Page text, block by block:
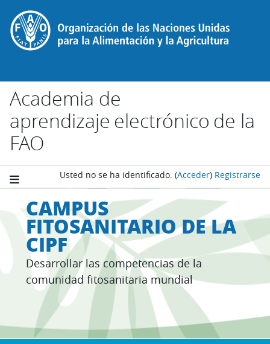
Salta al contenido principal
Academia de
aprendizaje electrónico de la
FAO
Usted no se ha identificado. (Acceder) Registrarse
CAMPUS
FITOSANITARIO DE LA
CIPF
Desarrollar las competencias de la
comunidad fitosanitaria mundial